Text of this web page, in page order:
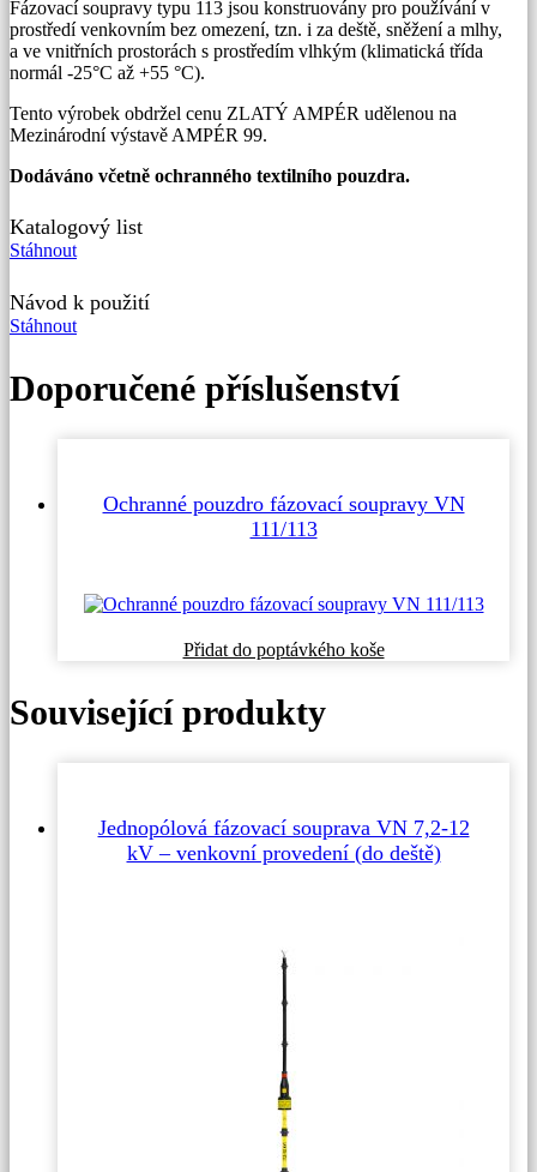
Fázovací soupravy typu 113 jsou konstruovány pro používání v
prostředí venkovním bez omezení, tzn. i za deště, sněžení a mlhy,
a ve vnitřních prostorách s prostředím vlhkým (klimatická třída
normál -25°C až +55 °C).
Tento výrobek obdržel cenu ZLATÝ AMPÉR udělenou na
Mezinárodní výstavě AMPÉR 99.
Dodáváno včetně ochranného textilního pouzdra.
Katalogový list
Stáhnout
Návod k použití
Stáhnout
Doporučené příslušenství
Ochranné pouzdro fázovací soupravy VN
111/113
Přidat do poptávkého koše
Související produkty
Jednopólová fázovací souprava VN 7,2-12
kV – venkovní provedení (do deště)